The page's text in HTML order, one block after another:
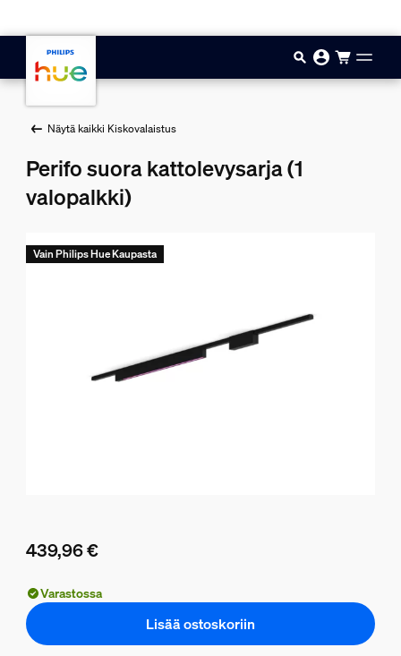
Näytä kaikki Kiskovalaistus
Perifo suora kattolevysarja (1
valopalkki)
439,96 €
Vain Philips Hue Kaupasta
Varastossa
Lisää ostoskoriin